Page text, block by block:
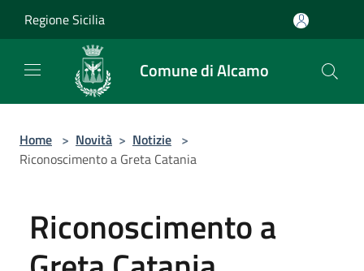
Regione Sicilia
Comune di Alcamo
Home > Novità > Notizie >
Riconoscimento a Greta Catania
Riconoscimento a